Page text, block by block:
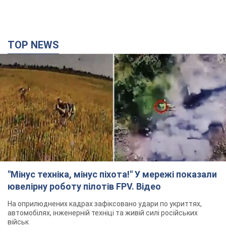
TOP NEWS
"Мінус техніка, мінус піхота!" У мережі показали
ювелірну роботу пілотів FPV. Відео
На оприлюднених кадрах зафіксовано удари по укриттях,
автомобілях, інженерній техніці та живій силі російських
військ